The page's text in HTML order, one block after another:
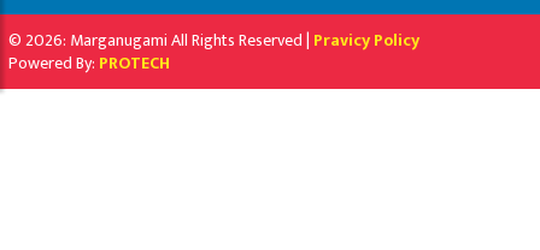
© 2026: Marganugami All Rights Reserved | Pravicy Policy
Powered By: PROTECH